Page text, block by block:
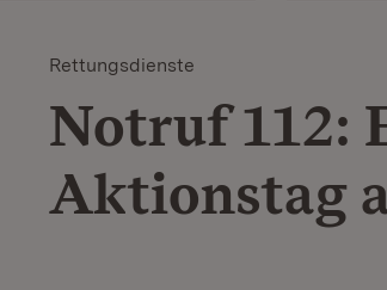
Rettungsdienste
Notruf 112:
Aktionstag